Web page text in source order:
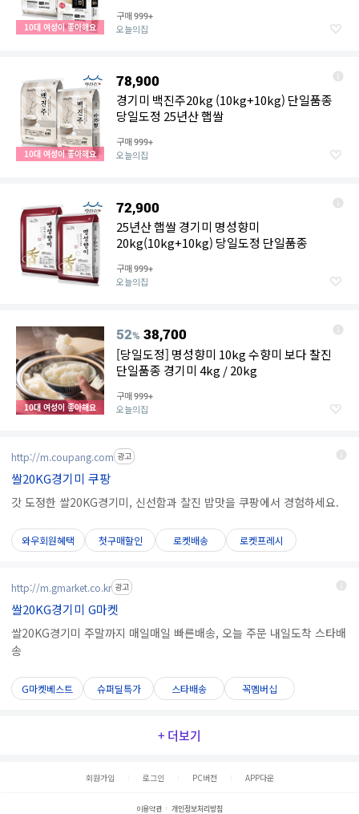
10대 여성이 좋아해요
구매999+
오늘의집
10대 여성이 좋아해요
78,900
경기미 백진주20kg (10kg+10kg) 단일품종
당일도정 25년산 햅쌀
구매999+
오늘의집
72,900
25년산 햅쌀 경기미 명성향미
20kg(10kg+10kg) 당일도정 단일품종
구매999+
오늘의집
10대 여성이 좋아해요
52% 38,700
[당일도정] 명성향미 10kg 수향미 보다 찰진
단일품종 경기미 4kg / 20kg
구매999+
오늘의집
http://m.coupang.com 광고
쌀20KG경기미 쿠팡
갓 도정한 쌀20KG경기미, 신선함과 찰진 밥맛을 쿠팡에서 경험하세요.
와우회원혜택 첫구매할인 로켓배송 로켓프레시
http://m.gmarket.co.kr 광고
쌀20KG경기미 G마켓
쌀20KG경기미 주말까지 매일매일 빠른배송, 오늘 주문 내일도착 스타배
송
G마켓베스트 슈퍼딜특가 스타배송 꼭멤버십
+ 더보기
회원가입 로그인 PC버전 APP다운
이용약관 개인정보처리방침